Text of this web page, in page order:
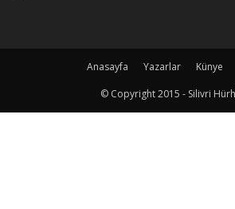
Anasayfa Yazarlar Künye
© Copyright 2015 - Silivri